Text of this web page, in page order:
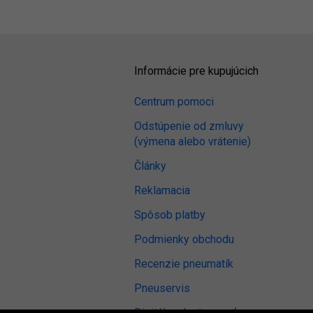
Informácie pre kupujúcich
Centrum pomoci
Odstúpenie od zmluvy
(výmena alebo vrátenie)
Články
Reklamacia
Spôsob platby
Podmienky obchodu
Recenzie pneumatík
Pneuservis